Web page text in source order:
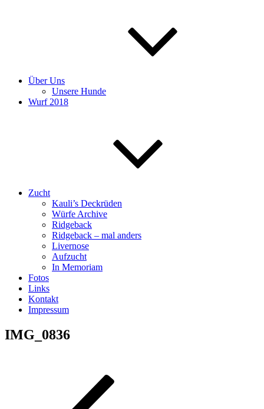
Über Uns
Unsere Hunde
Wurf 2018
Zucht
Kauli’s Deckrüden
Würfe Archive
Ridgeback
Ridgeback – mal anders
Livernose
Aufzucht
In Memoriam
Fotos
Links
Kontakt
Impressum
IMG_0836
Beitragsnavigation